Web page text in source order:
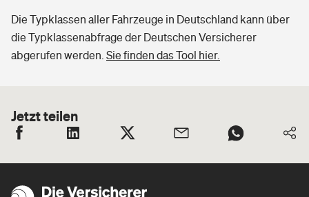
Die Typklassen aller Fahrzeuge in Deutschland kann über
die Typklassenabfrage der Deutschen Versicherer
abgerufen werden. Sie finden das Tool hier.
Jetzt teilen